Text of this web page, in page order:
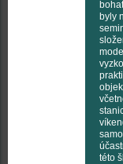
byly
této